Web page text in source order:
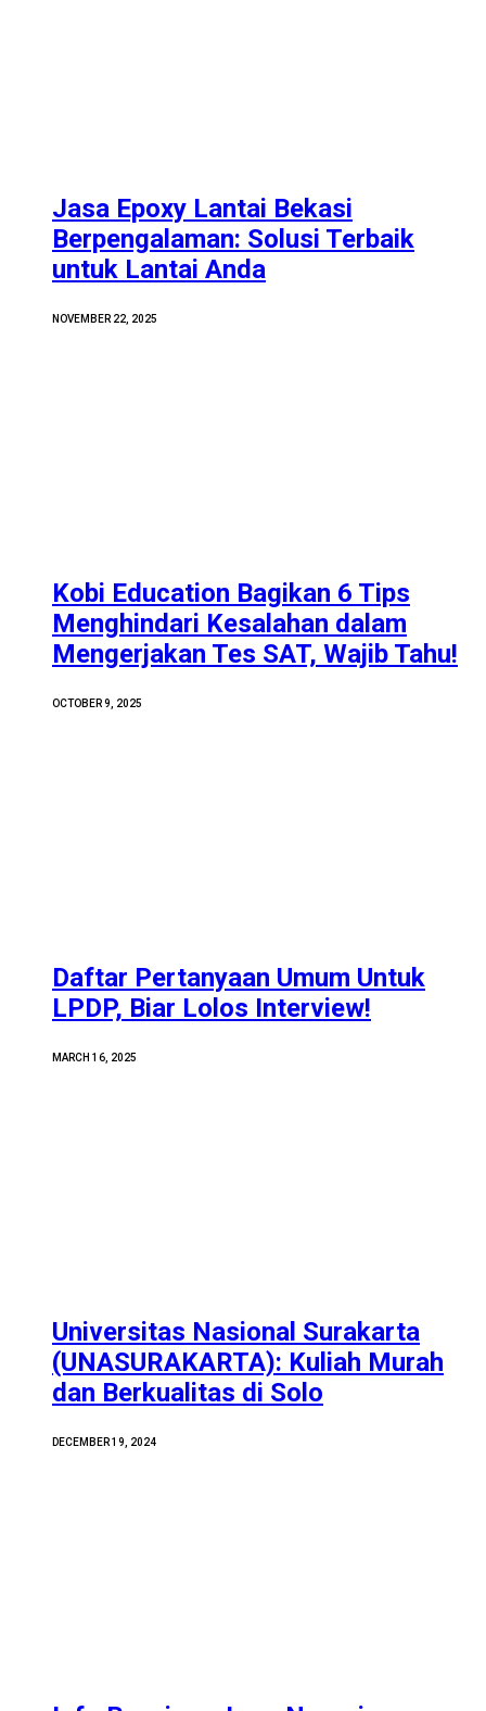
Jasa Epoxy Lantai Bekasi
Berpengalaman: Solusi Terbaik
untuk Lantai Anda
NOVEMBER 22, 2025
Kobi Education Bagikan 6 Tips
Menghindari Kesalahan dalam
Mengerjakan Tes SAT, Wajib Tahu!
OCTOBER 9, 2025
Daftar Pertanyaan Umum Untuk
LPDP, Biar Lolos Interview!
MARCH 16, 2025
Universitas Nasional Surakarta
(UNASURAKARTA): Kuliah Murah
dan Berkualitas di Solo
DECEMBER 19, 2024